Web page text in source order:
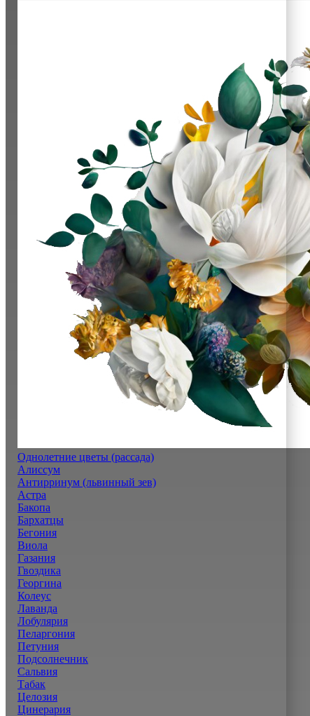
Однолетние цветы (рассада)
Алиссум
Антирринум (львинный зев)
Астра
Бакопа
Бархатцы
Бегония
Виола
Газания
Гвоздика
Георгина
Колеус
Лаванда
Лобулярия
Пеларгония
Петуния
Подсолнечник
Сальвия
Табак
Целозия
Цинерария